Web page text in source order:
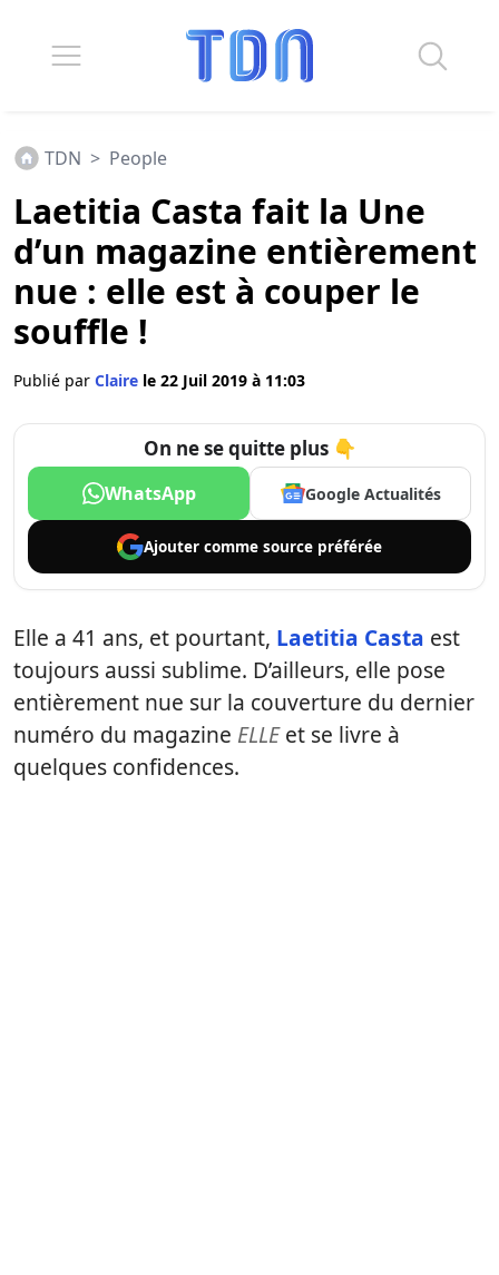
TDN > People
Laetitia Casta fait la Une
d’un magazine entièrement
nue : elle est à couper le
souffle !
Publié par Claire le 22 Juil 2019 à 11:03
On ne se quitte plus 👇
WhatsApp Google Actualités
Ajouter comme source préférée
Elle a 41 ans, et pourtant, Laetitia Casta est
toujours aussi sublime. D’ailleurs, elle pose
entièrement nue sur la couverture du dernier
numéro du magazine ELLEet se livre à
quelques confidences.